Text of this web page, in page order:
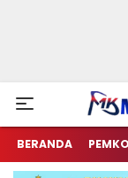
BERANDA